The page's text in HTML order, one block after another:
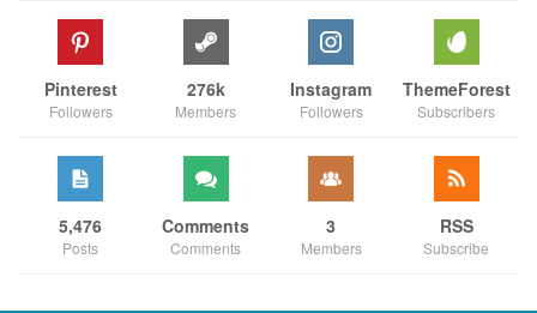
Pinterest
Followers
276k
Members
Instagram
Followers
ThemeForest
Subscribers
5,476
Posts
Comments
Comments
3
Members
RSS
Subscribe